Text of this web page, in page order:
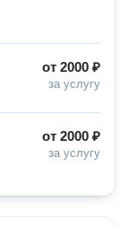
от 2000 ₽
за услугу
от 2000 ₽
за услугу